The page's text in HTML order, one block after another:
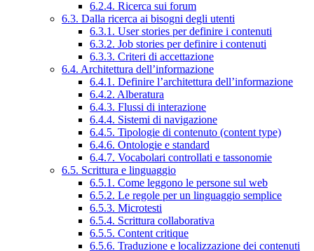
6.2.4. Ricerca sui forum
6.3. Dalla ricerca ai bisogni degli utenti
6.3.1. User stories per definire i contenuti
6.3.2. Job stories per definire i contenuti
6.3.3. Criteri di accettazione
6.4. Architettura dell’informazione
6.4.1. Definire l’architettura dell’informazione
6.4.2. Alberatura
6.4.3. Flussi di interazione
6.4.4. Sistemi di navigazione
6.4.5. Tipologie di contenuto (content type)
6.4.6. Ontologie e standard
6.4.7. Vocabolari controllati e tassonomie
6.5. Scrittura e linguaggio
6.5.1. Come leggono le persone sul web
6.5.2. Le regole per un linguaggio semplice
6.5.3. Microtesti
6.5.4. Scrittura collaborativa
6.5.5. Content critique
6.5.6. Traduzione e localizzazione dei contenuti